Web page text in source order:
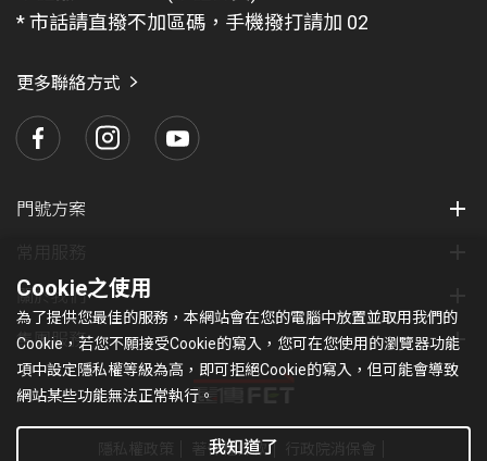
* 市話請直撥不加區碼，手機撥打請加 02
更多聯絡方式
門號方案
關於我們
集團服務
著作權條款
Cookie之使用
為了提供您最佳的服務，本網站會在您的電腦中放置並取用我們的
Cookie，若您不願接受Cookie的寫入，您可在您使用的瀏覽器功能
項中設定隱私權等級為高，即可拒絕Cookie的寫入，但可能會導致
網站某些功能無法正常執行。
我知道了